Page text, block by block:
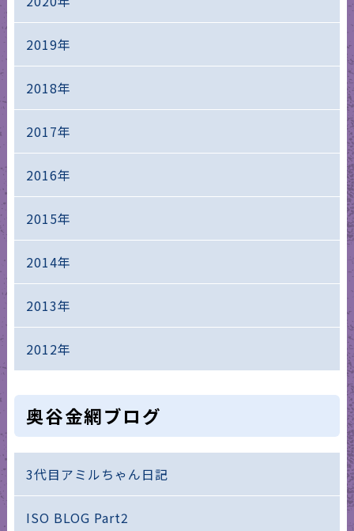
2019年
2018年
2017年
2016年
2015年
2014年
2013年
2012年
奥谷金網ブログ
3代目アミルちゃん日記
ISO BLOG Part2